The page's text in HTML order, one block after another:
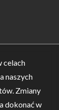
celach
naszych
Zmiany
dokonać w